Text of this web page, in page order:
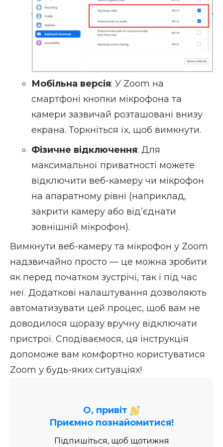
Мобільна версія: У Zoom на
смартфоні кнопки мікрофона та
камери зазвичай розташовані внизу
екрана. Торкніться їх, щоб вимкнути.
Фізичне відключення: Для
максимальної приватності можете
відключити веб-камеру чи мікрофон
на апаратному рівні (наприклад,
закрити камеру або від’єднати
зовнішній мікрофон).
Вимкнути веб-камеру та мікрофон у Zoom
надзвичайно просто — це можна зробити
як перед початком зустрічі, так і під час
неї. Додаткові налаштування дозволяють
автоматизувати цей процес, щоб вам не
доводилося щоразу вручну відключати
пристрої. Сподіваємося, ця інструкція
допоможе вам комфортно користуватися
Zoom у будь-яких ситуаціях!
О, привіт
Приємно познайомитися!
Підпишіться, щоб щотижня